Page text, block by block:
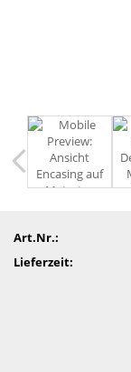
Art.Nr.:
Lieferzeit: